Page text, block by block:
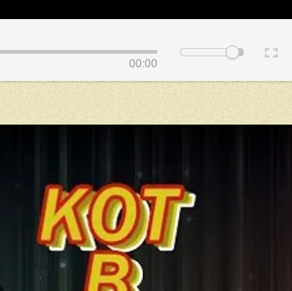
00:00